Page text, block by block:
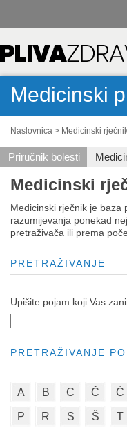
Medicinski
Naslovnica > Medicinski
Priručnik bolesti
Medicinski
Medicinski rječnik je baza
razumijevanja ponekad
pretraživača ili prema
PRETRAŽIVANJE
Upišite pojam koji Vas
PRETRAŽIVANJE
A B C Č Ć
P R S Š T